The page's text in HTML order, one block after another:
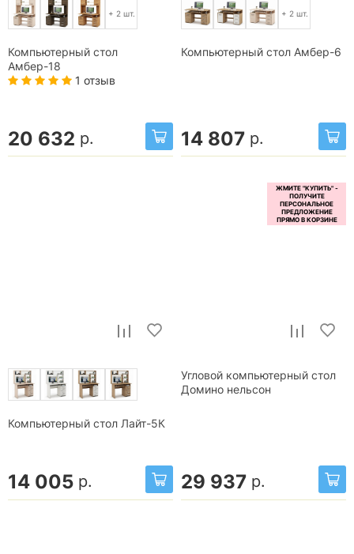
+ 2 шт.
Компьютерный стол
Амбер-18
1 отзыв
20 632 р.
+ 2 шт.
Компьютерный стол Амбер-6
14 807 р.
Компьютерный стол Лайт-5К
14 005 р.
Угловой компьютерный стол
Домино нельсон
29 937 р.